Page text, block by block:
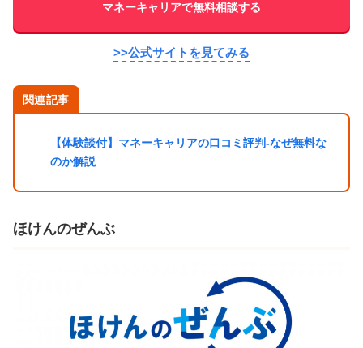
マネーキャリアで無料相談する
>>公式サイトを見てみる
関連記事
【体験談付】マネーキャリアの口コミ評判-なぜ無料な
のか解説
ほけんのぜんぶ